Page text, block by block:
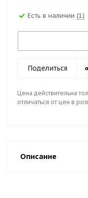
Есть в наличии (1)
Поделиться
Цена действительна
отличаться от цен в
Описание